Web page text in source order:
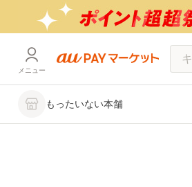
メニュー
もったいない本舗